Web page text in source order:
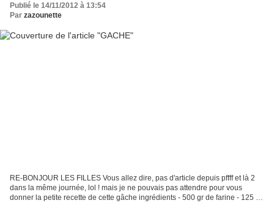
Publié le 14/11/2012 à 13:54
Par zazounette
RE-BONJOUR LES FILLES Vous allez dire, pas d'article depuis pffff et là 2
dans la même journée, lol ! mais je ne pouvais pas attendre pour vous
donner la petite recette de cette gâche ingrédients - 500 gr de farine - 125 ml